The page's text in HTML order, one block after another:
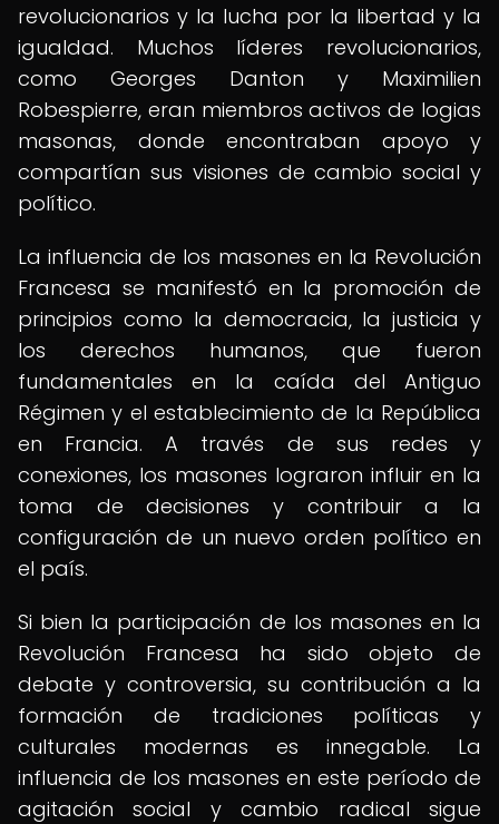
revolucionarios y la lucha por la libertad y la
igualdad. Muchos líderes revolucionarios,
como Georges Danton y Maximilien
Robespierre, eran miembros activos de logias
masonas, donde encontraban apoyo y
compartían sus visiones de cambio social y
político.
La influencia de los masones en la Revolución
Francesa se manifestó en la promoción de
principios como la democracia, la justicia y
los derechos humanos, que fueron
fundamentales en la caída del Antiguo
Régimen y el establecimiento de la República
en Francia. A través de sus redes y
conexiones, los masones lograron influir en la
toma de decisiones y contribuir a la
configuración de un nuevo orden político en
el país.
Si bien la participación de los masones en la
Revolución Francesa ha sido objeto de
debate y controversia, su contribución a la
formación de tradiciones políticas y
culturales modernas es innegable. La
influencia de los masones en este período de
agitación social y cambio radical sigue